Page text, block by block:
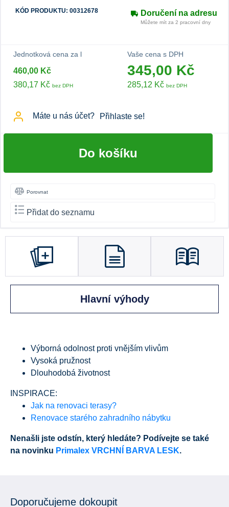
KÓD PRODUKTU: 00312678 Doručení na adresu
Můžete mít za 2 pracovní dny
Jednotková cena za l
460,00 Kč
380,17 Kč bez DPH
Vaše cena s DPH
345,00 Kč
285,12 Kč bez DPH
Máte u nás účet? Přihlaste se!
Do košíku
Porovnat
Přidat do seznamu
Hlavní výhody
Výborná odolnost proti vnějším vlivům
Vysoká pružnost
Dlouhodobá životnost
INSPIRACE:
Jak na renovaci terasy?
Renovace starého zahradního nábytku
Nenašli jste odstín, který hledáte? Podívejte se také
na novinku Primalex VRCHNÍ BARVA LESK.
Doporučujeme dokoupit